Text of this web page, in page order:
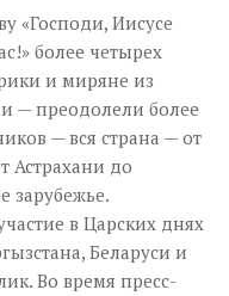
«Господи, Иисусе
более четырех
и миряне из
— преодолели более
— вся страна — от
Астрахани до
зарубежье.
в Царских днях
Беларуси и
Во время пресс-